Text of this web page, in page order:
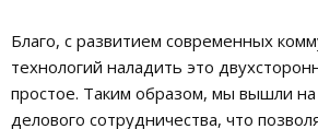
Благо, с развитием современных
технологий наладить это
простое. Таким образом, мы вышли
делового сотрудничества, что